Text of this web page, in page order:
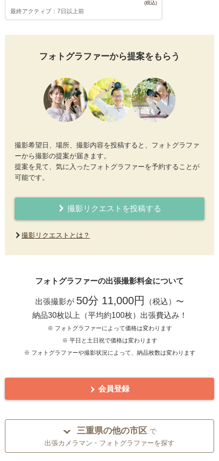
最終アクティブ：7日以上前
フォトグラファーから提案をもらう
撮影希望日、場所、撮影内容を投稿すると、フォトグラファ
ーから撮影の提案が届きます。
提案を見て、気に入ったフォトグラファーを予約することが
可能です。
撮影リクエストを投稿する
撮影リクエストとは？
フォトグラファーの出張撮影料金について
出張撮影が 50分 11,000円
（税込）〜
納品30枚以上（平均約100枚）出張費込み！
※ フォトグラファーによって価格は変わります
※ 平日と土日祝で価格は変わります
※ フォトグラファーや撮影状況によって、納品枚数は変わります
会員登録
三重県の他の市区 で
出張カメラマン・フォトグラファーを探す